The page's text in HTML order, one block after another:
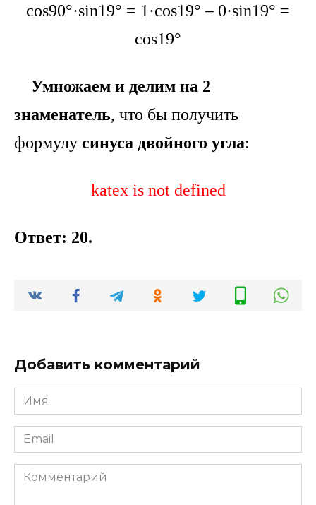
cos90°·sin19° = 1·cos19° – 0·sin19° =
cos19°
Умножаем и делим на 2
знаменатель, что бы получить
формулу синуса двойного угла:
katex is not defined
Ответ: 20.
Добавить комментарий
Имя
*
Email
*
Комментарий